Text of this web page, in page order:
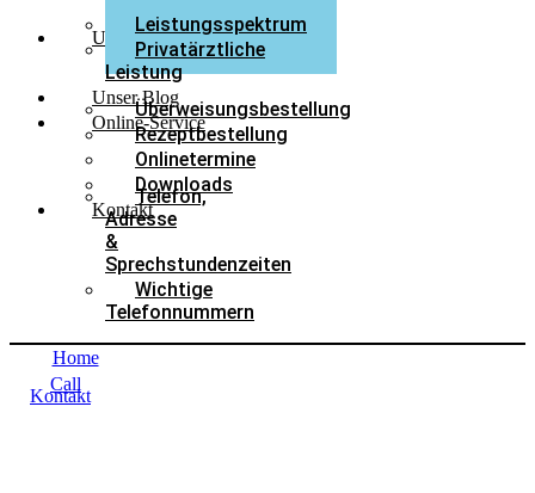
Fachangestellte
Unsere Leistungen
Leistungsspektrum
Privatärztliche
Leistung
Unser Blog
Online-Service
Überweisungsbestellung
Rezeptbestellung
Onlinetermine
Downloads
Kontakt
Telefon,
Adresse
&
Sprechstundenzeiten
Wichtige
Telefonnummern
Home
Call
Kontakt